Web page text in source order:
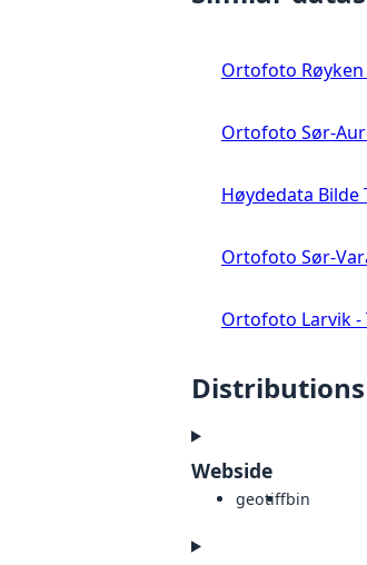
Ortofoto
Ortofoto Sør-
Høydedata Bilde
Ortofoto Sør-
Ortofoto Larvik -
Distributions
Webside
geotiffbin